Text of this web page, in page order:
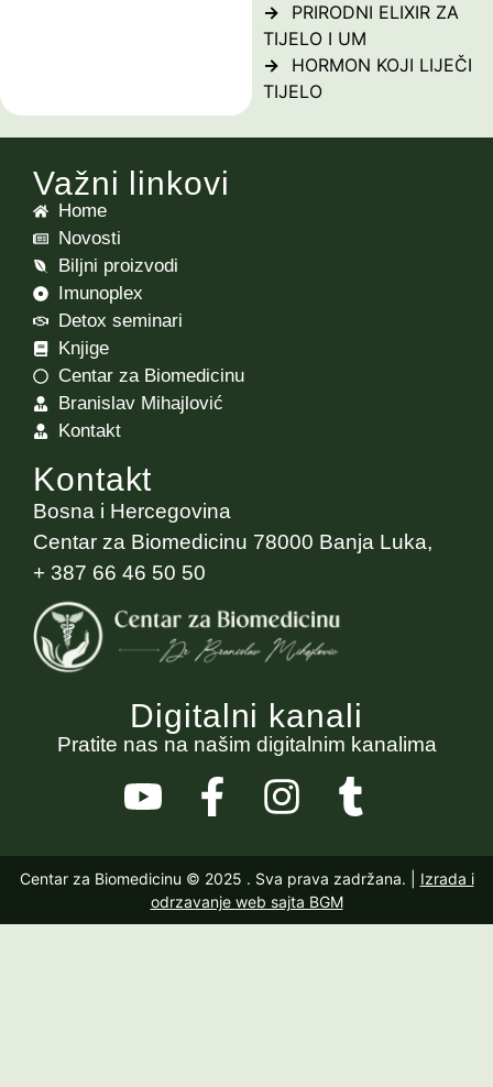
PRIRODNI ELIXIR ZA
TIJELO I UM
HORMON KOJI LIJEČI
TIJELO
Važni linkovi
Home
Novosti
Biljni proizvodi
Imunoplex
Detox seminari
Knjige
Centar za Biomedicinu
Branislav Mihajlović
Kontakt
Kontakt
Bosna i Hercegovina
Centar za Biomedicinu 78000 Banja Luka,
+ 387 66 46 50 50
Digitalni kanali
Pratite nas na našim digitalnim kanalima
Centar za Biomedicinu © 2025 . Sva prava zadržana. | Izrada i
odrzavanje web sajta BGM